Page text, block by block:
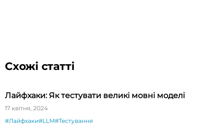
Схожі статті
Лайфхаки: Як тестувати великі мовні моделі
17 квітня, 2024
#Лайфхаки#LLM#Тестування